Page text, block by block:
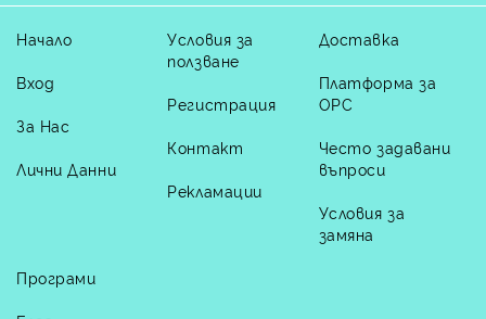
Начало
Вход
За Нас
Лични Данни
Условия за
ползване
Регистрация
Контакт
Рекламации
Доставка
Платформа за
ОРС
Често задавани
въпроси
Условия за
замяна
Програми